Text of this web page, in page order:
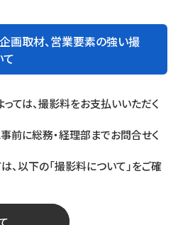
画取材、営業要素の強い撮
て
ては、撮影料をお支払いいただく
前に総務・経理部までお問合せく
以下の「撮影料について」をご確